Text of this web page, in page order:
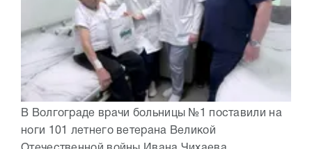
В Волгограде врачи больницы №1 поставили на
ноги 101 летнего ветерана Великой